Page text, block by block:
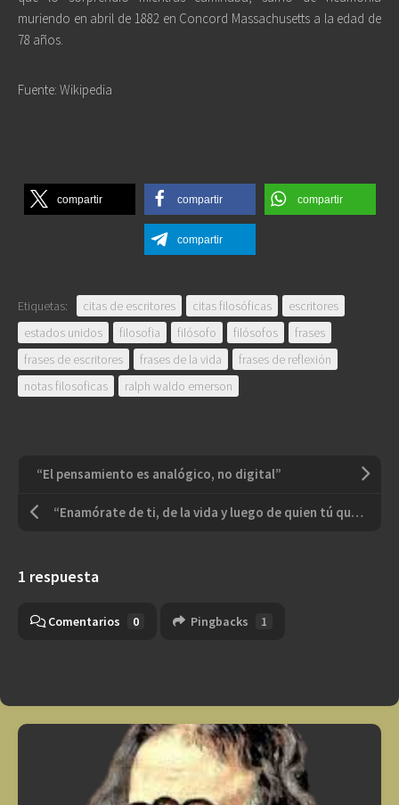
muriendo en abril de 1882 en Concord Massachusetts a la edad de
78 años.
Fuente: Wikipedia
compartir compartir compartir
compartir
Etiquetas: citas de escritores citas filosóficas
escritores
estados unidos
filosofia filósofo filósofos
frases
frases de escritores
frases de la vida
frases de reflexión
notas filosoficas
ralph waldo emerson
“El pensamiento es analógico, no digital”
“Enamórate de ti, de la vida y luego de quien tú quieras”
1 respuesta
Comentarios 0 Pingbacks 1